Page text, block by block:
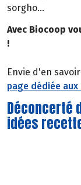
sorgho…
Avec Biocoop
!
Envie d'en
page dédiée
Déconcerté
idées